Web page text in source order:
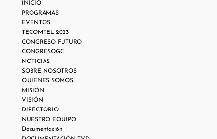
INICIO
PROGRAMAS
EVENTOS
TECOMTEL 2023
CONGRESO FUTURO
CONGRESOGC
NOTICIAS
SOBRE NOSOTROS
QUIENES SOMOS
MISIÓN
VISIÓN
DIRECTORIO
NUESTRO EQUIPO
Documentación